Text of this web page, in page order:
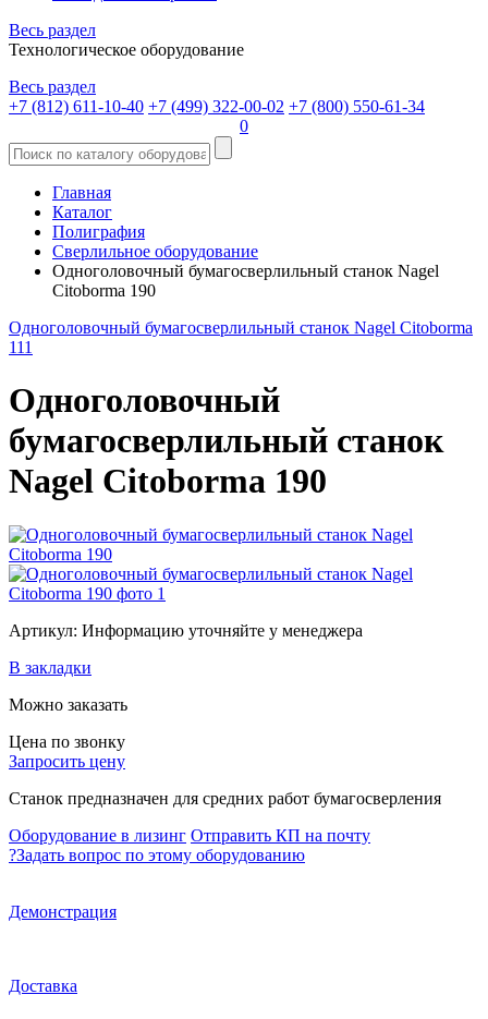
Весь раздел
Технологическое оборудование
Весь раздел
+7 (812) 611-10-40 +7 (499) 322-00-02 +7 (800) 550-61-34
0
Главная
Каталог
Полиграфия
Сверлильное оборудование
Одноголовочный бумагосверлильный станок Nagel
Citoborma 190
Одноголовочный бумагосверлильный станок Nagel Citoborma
111
Одноголовочный
бумагосверлильный станок
Nagel Citoborma 190
Артикул: Информацию уточняйте у менеджера
В закладки
Можно заказать
Цена по звонку
Запросить цену
Станок предназначен для средних работ бумагосверления
Оборудование в лизинг Отправить КП на почту
?Задать вопрос по этому оборудованию
Демонстрация
Доставка